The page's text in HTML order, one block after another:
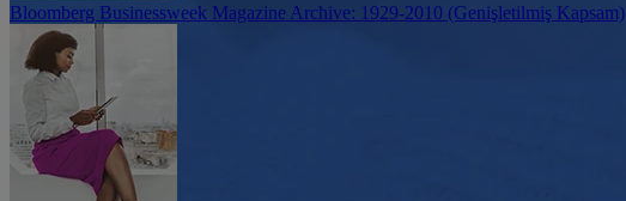
Bloomberg Businessweek Magazine Archive: 1929-2010 (Genişletilmiş Kapsam)